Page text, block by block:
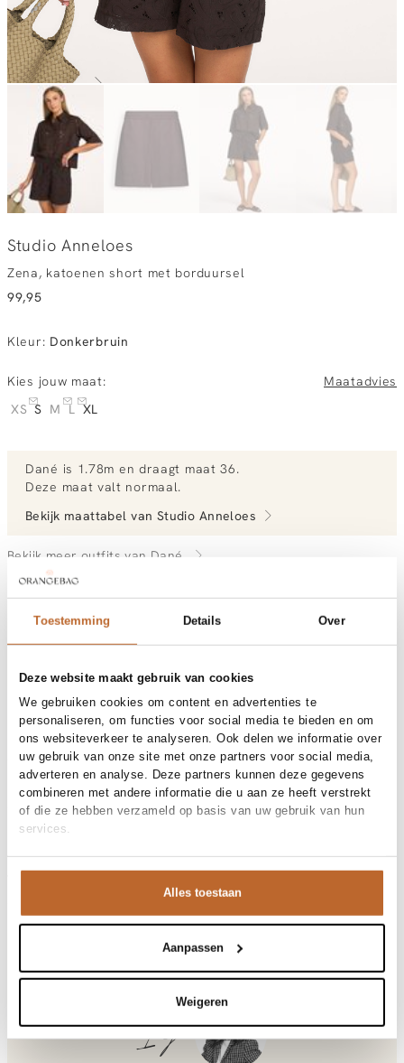
Toestemming Details Over
Deze website maakt gebruik van cookies
We gebruiken cookies om content en advertenties te
personaliseren, om functies voor social media te bieden en om
ons websiteverkeer te analyseren. Ook delen we informatie over
uw gebruik van onze site met onze partners voor social media,
adverteren en analyse. Deze partners kunnen deze gegevens
combineren met andere informatie die u aan ze heeft verstrekt
of die ze hebben verzameld op basis van uw gebruik van hun
services.
Alles toestaan
Aanpassen
Weigeren
Studio Anneloes
Zena, katoenen short met borduursel
99,95
Kleur: Donkerbruin
Kies jouw maat:
Maatadvies
XS S M L XL
Dané is 1.78m en draagt maat 36.
Deze maat valt normaal.
Bekijk maattabel van Studio Anneloes
Bekijk meer outfits van Dané
Vandaag besteld, morgen gratis in huis
Gratis bezorging vanaf €99
Materiaal en verzorging
Fabric
Fabric: 100% cotton
Materiaal
Katoen
Reiniging
30°C machine wash
Maat en pasvorm
Maatadvies
Deze maat valt normaal
Pasvorm
Productdetails
Zena broderie shorts
Variantnummer
8700
Variantnaam
espresso
00037987
Patroon
Geborduurd
Geheel gevoerd
Gelegenheid
Vakantie
Zena, katoenen short met borduursel
Bij Orangebag ontvang je gratis verzending vanaf €99. Alle
bestellingen worden verzonden met een track & trace-code,
zodat je jouw pakket altijd kunt volgen. Bestel je voor 21:45
verzonden!
het plaatsen van een bestelling? Onze klantenservice staat
Shop the look
Ilja